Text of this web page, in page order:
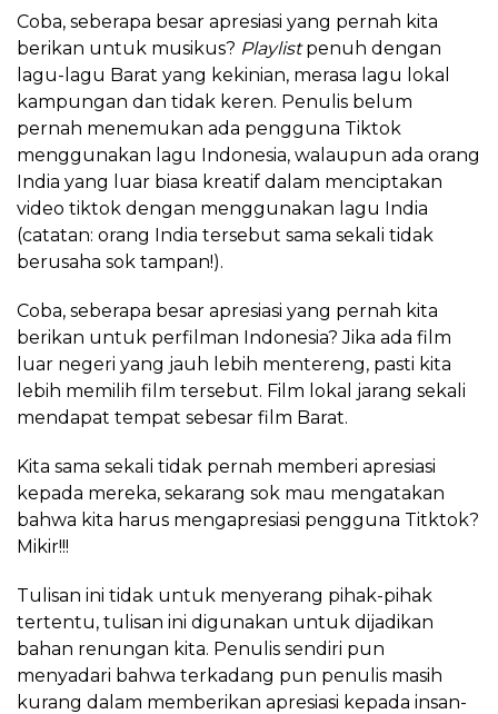
Coba, seberapa besar apresiasi yang pernah kita
berikan untuk musikus? Playlistpenuh dengan
lagu-lagu Barat yang kekinian, merasa lagu lokal
kampungan dan tidak keren. Penulis belum
pernah menemukan ada pengguna Tiktok
menggunakan lagu Indonesia, walaupun ada orang
India yang luar biasa kreatif dalam menciptakan
video tiktok dengan menggunakan lagu India
(catatan: orang India tersebut sama sekali tidak
berusaha sok tampan!).
Coba, seberapa besar apresiasi yang pernah kita
berikan untuk perfilman Indonesia? Jika ada film
luar negeri yang jauh lebih mentereng, pasti kita
lebih memilih film tersebut. Film lokal jarang sekali
mendapat tempat sebesar film Barat.
Kita sama sekali tidak pernah memberi apresiasi
kepada mereka, sekarang sok mau mengatakan
bahwa kita harus mengapresiasi pengguna Titktok?
Mikir!!!
Tulisan ini tidak untuk menyerang pihak-pihak
tertentu, tulisan ini digunakan untuk dijadikan
bahan renungan kita. Penulis sendiri pun
menyadari bahwa terkadang pun penulis masih
kurang dalam memberikan apresiasi kepada insan-